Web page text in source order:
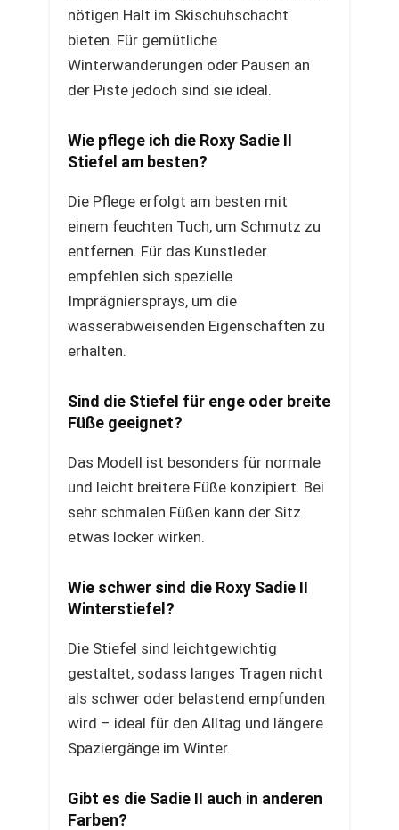
nötigen Halt im Skischuhschacht
bieten. Für gemütliche
Winterwanderungen oder Pausen an
der Piste jedoch sind sie ideal.
Wie pflege ich die Roxy Sadie II
Stiefel am besten?
Die Pflege erfolgt am besten mit
einem feuchten Tuch, um Schmutz zu
entfernen. Für das Kunstleder
empfehlen sich spezielle
Imprägniersprays, um die
wasserabweisenden Eigenschaften zu
erhalten.
Sind die Stiefel für enge oder breite
Füße geeignet?
Das Modell ist besonders für normale
und leicht breitere Füße konzipiert. Bei
sehr schmalen Füßen kann der Sitz
etwas locker wirken.
Wie schwer sind die Roxy Sadie II
Winterstiefel?
Die Stiefel sind leichtgewichtig
gestaltet, sodass langes Tragen nicht
als schwer oder belastend empfunden
wird – ideal für den Alltag und längere
Spaziergänge im Winter.
Gibt es die Sadie II auch in anderen
Farben?